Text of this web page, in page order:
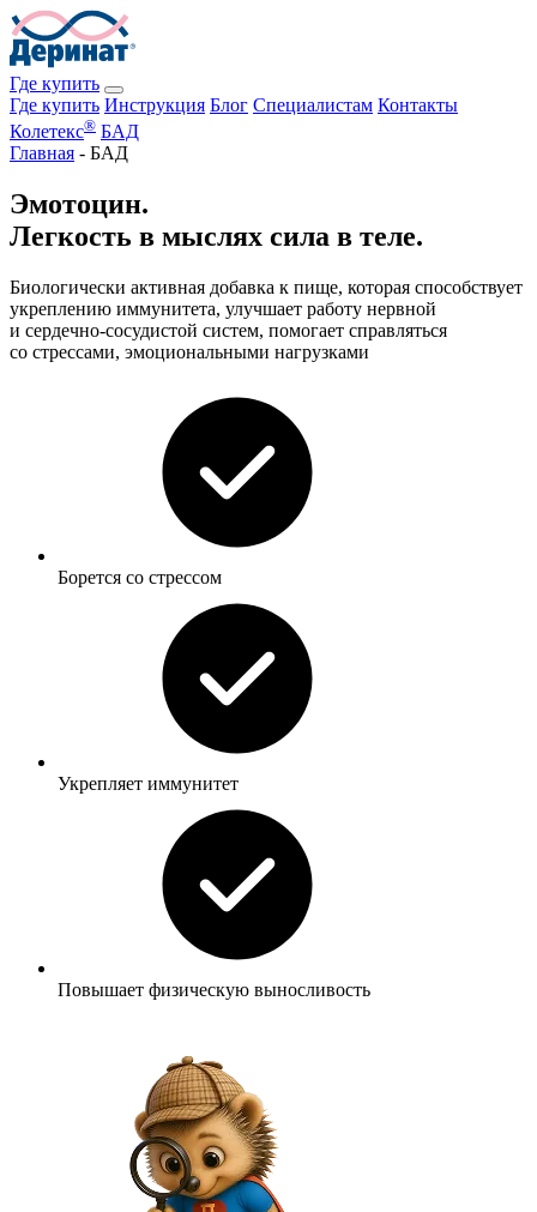
Где купить
Где купить Инструкция Блог Специалистам Контакты
Колетекс® БАД
Главная - БАД
Эмотоцин.
Легкость в мыслях сила в теле.
Биологически активная добавка к пище, которая способствует
укреплению иммунитета, улучшает работу нервной
и сердечно-сосудистой систем, помогает справляться
со стрессами, эмоциональными нагрузками
Борется со стрессом
Укрепляет иммунитет
Повышает физическую выносливость